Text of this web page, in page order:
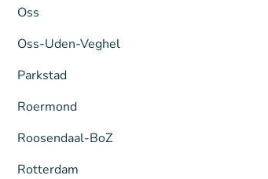
Oss
Oss-Uden-Veghel
Parkstad
Roermond
Roosendaal-BoZ
Rotterdam